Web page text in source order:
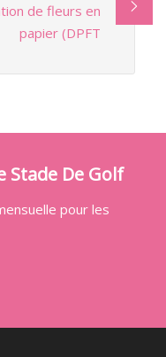
de fleurs en
papier (DPFT
Stade De Golf
pour les